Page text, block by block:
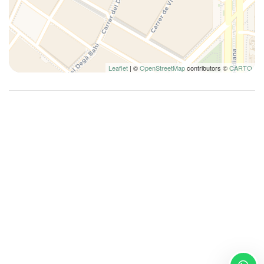
Detectores de furmo
Edredón
Esenciales
Espejo de maquillaje iluminado
Leaflet | ©OpenStreetMapcontributors ©CARTO